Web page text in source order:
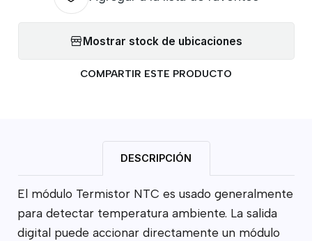
Mostrar stock de ubicaciones
COMPARTIR ESTE PRODUCTO
DESCRIPCIÓN
El módulo Termistor NTC es usado generalmente
para detectar temperatura ambiente. La salida
digital puede accionar directamente un módulo